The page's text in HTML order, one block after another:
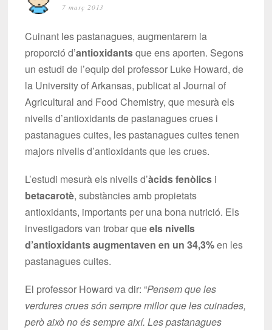
7 març 2013
Cuinant les pastanagues, augmentarem la
proporció d’antioxidantsque ens aporten. Segons
un estudi de l’equip del professor Luke Howard, de
la University of Arkansas, publicat al Journal of
Agricultural and Food Chemistry, que mesurà els
nivells d’antioxidants de pastanagues crues i
pastanagues cuites, les pastanagues cuites tenen
majors nivells d’antioxidants que les crues.
L’estudi mesurà els nivells d’àcids fenòlics i
betacarotè, substàncies amb propietats
antioxidants, importants per una bona nutrició. Els
investigadors van trobar queels nivells
d’antioxidants augmentaven en un 34,3%en les
pastanagues cuites.
El professor Howard va dir: “Pensem que les
verdures crues són sempre millor que les cuinades,
però això no és sempre així. Les pastanagues